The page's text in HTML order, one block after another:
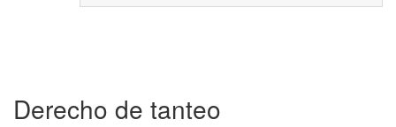
Derecho de tanteo